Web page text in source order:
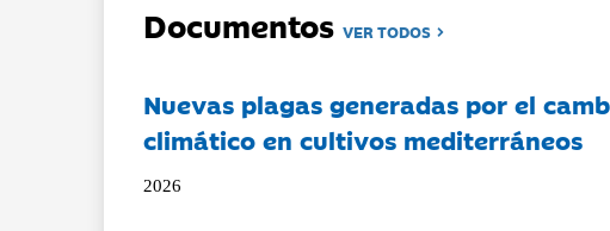
DocumentosVER TODOS
Nuevas plagas generadas por el
climático en cultivos mediterráneos
2026